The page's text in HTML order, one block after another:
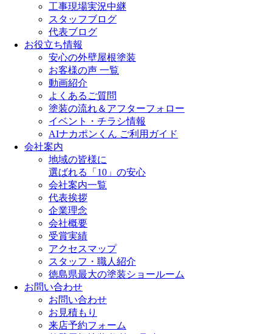
工事現場実況中継
スタッフブログ
代表ブログ
お役立ち情報
安心の外壁屋根塗装
お客様の声 一覧
動画紹介
よくあるご質問
塗装の流れ＆アフターフォロー
イベント・チラシ情報
AIナカポンくん ご利用ガイド
会社案内
地域の皆様に
選ばれる「10」の安心
会社案内一覧
代表挨拶
企業理念
会社概要
受賞実績
アクセスマップ
スタッフ・職人紹介
徳島県最大の塗装ショールーム
お問い合わせ
お問い合わせ
お見積もり
来店予約フォーム